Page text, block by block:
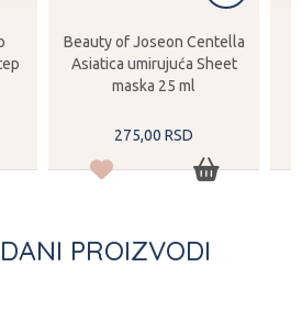
Beauty of Joseon Centella
Asiatica umirujuća Sheet
maska 25 ml
275,00 RSD
PROIZVODI